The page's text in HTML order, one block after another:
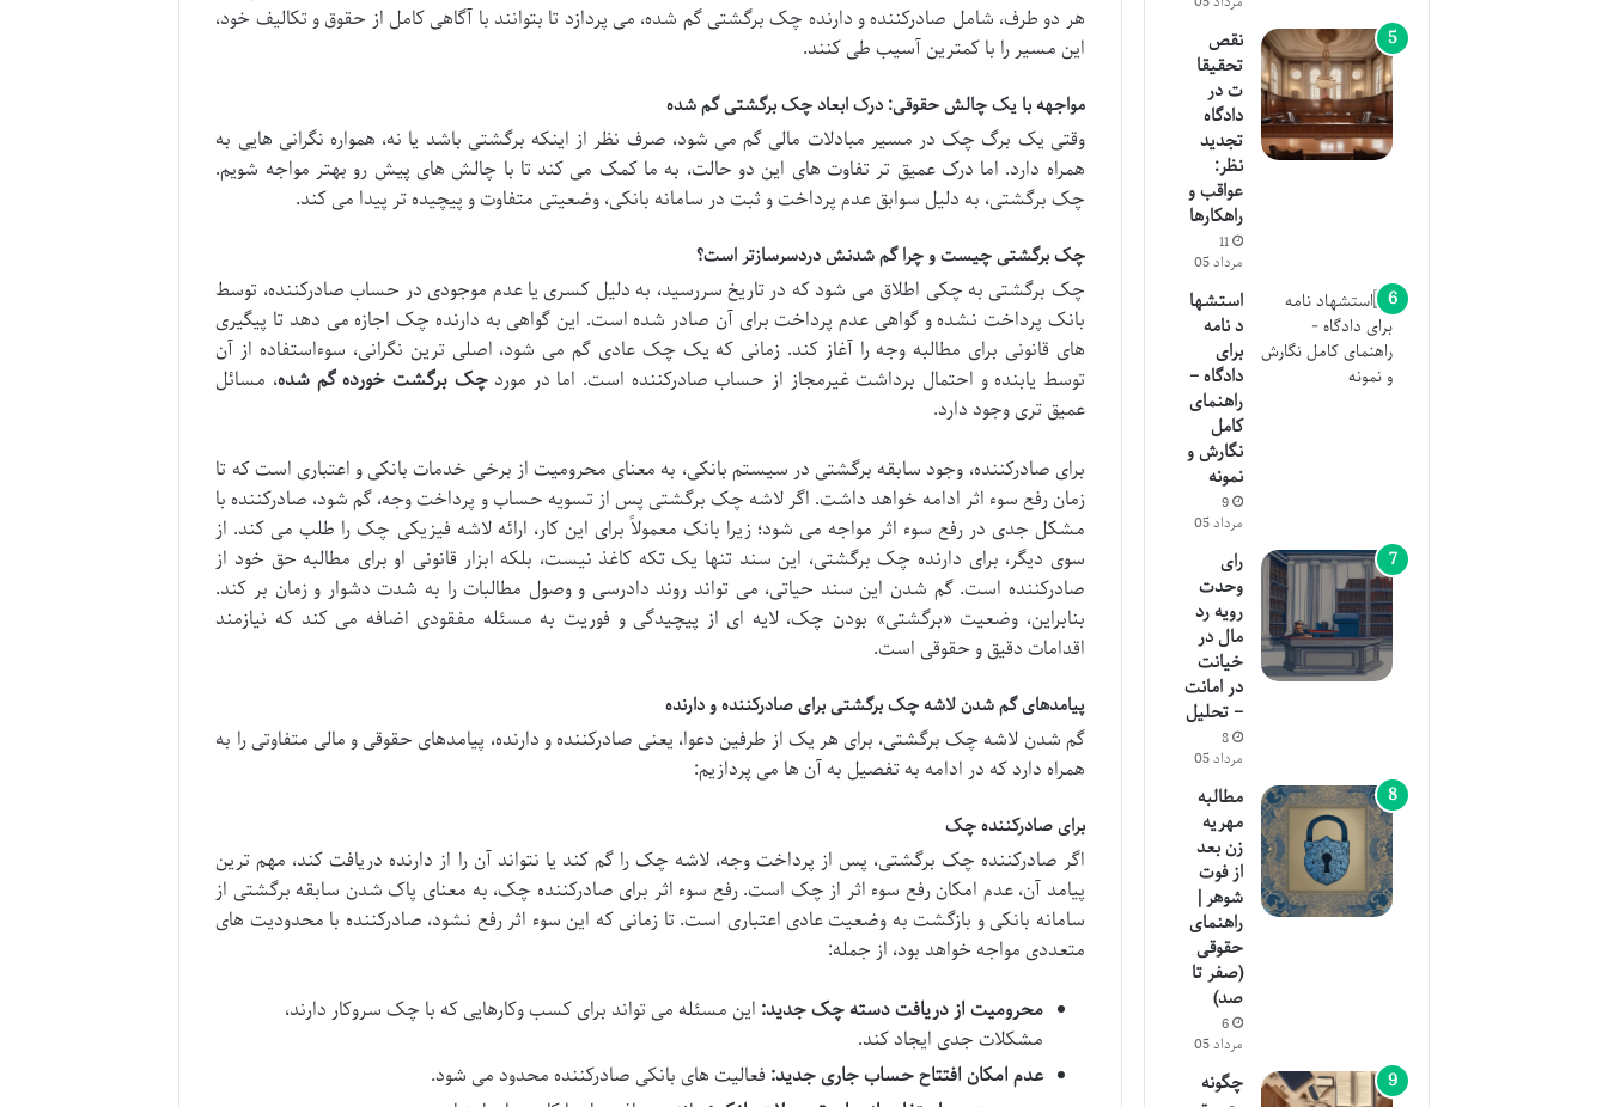
هر دو طرف، شامل صادرکننده و دارنده چک برگشتی گم شده، می پردازد تا بتوانند با آگاهی کامل از حقوق و تکالیف خود،
این مسیر را با کمترین آسیب طی کنند.
مواجهه با یک چالش حقوقی: درک ابعاد چک برگشتی گم شده
وقتی یک برگ چک در مسیر مبادلات مالی گم می شود، صرف نظر از اینکه برگشتی باشد یا نه، همواره نگرانی هایی به
همراه دارد. اما درک عمیق تر تفاوت های این دو حالت، به ما کمک می کند تا با چالش های پیش رو بهتر مواجه شویم.
چک برگشتی، به دلیل سوابق عدم پرداخت و ثبت در سامانه بانکی، وضعیتی متفاوت و پیچیده تر پیدا می کند.
چک برگشتی چیست و چرا گم شدنش دردسرسازتر است؟
چک برگشتی به چکی اطلاق می شود که در تاریخ سررسید، به دلیل کسری یا عدم موجودی در حساب صادرکننده، توسط
بانک پرداخت نشده و گواهی عدم پرداخت برای آن صادر شده است. این گواهی به دارنده چک اجازه می دهد تا پیگیری
های قانونی برای مطالبه وجه را آغاز کند. زمانی که یک چک عادی گم می شود، اصلی ترین نگرانی، سوءاستفاده از آن
توسط یابنده و احتمال برداشت غیرمجاز از حساب صادرکننده است. اما در موردچک برگشت خورده گم شده، مسائل
عمیق تری وجود دارد.
برای صادرکننده، وجود سابقه برگشتی در سیستم بانکی، به معنای محرومیت از برخی خدمات بانکی و اعتباری است که تا
زمان رفع سوء اثر ادامه خواهد داشت. اگر لاشه چک برگشتی پس از تسویه حساب و پرداخت وجه، گم شود، صادرکننده با
مشکل جدی در رفع سوء اثر مواجه می شود؛ زیرا بانک معمولاً برای این کار، ارائه لاشه فیزیکی چک را طلب می کند. از
سوی دیگر، برای دارنده چک برگشتی، این سند تنها یک تکه کاغذ نیست، بلکه ابزار قانونی او برای مطالبه حق خود از
صادرکننده است. گم شدن این سند حیاتی، می تواند روند دادرسی و وصول مطالبات را به شدت دشوار و زمان بر کند.
بنابراین، وضعیت «برگشتی» بودن چک، لایه ای از پیچیدگی و فوریت به مسئله مفقودی اضافه می کند که نیازمند
اقدامات دقیق و حقوقی است.
پیامدهای گم شدن لاشه چک برگشتی برای صادرکننده و دارنده
گم شدن لاشه چک برگشتی، برای هر یک از طرفین دعوا، یعنی صادرکننده و دارنده، پیامدهای حقوقی و مالی متفاوتی را به
همراه دارد که در ادامه به تفصیل به آن ها می پردازیم:
برای صادرکننده چک
اگر صادرکننده چک برگشتی، پس از پرداخت وجه، لاشه چک را گم کند یا نتواند آن را از دارنده دریافت کند، مهم ترین
پیامد آن، عدم امکان رفع سوء اثر از چک است. رفع سوء اثر برای صادرکننده چک، به معنای پاک شدن سابقه برگشتی از
سامانه بانکی و بازگشت به وضعیت عادی اعتباری است. تا زمانی که این سوء اثر رفع نشود، صادرکننده با محدودیت های
متعددی مواجه خواهد بود، از جمله:
محرومیت از دریافت دسته چک جدید: این مسئله می تواند برای کسب وکارهایی که با چک سروکار دارند،
مشکلات جدی ایجاد کند.
عدم امکان افتتاح حساب جاری جدید: فعالیت های بانکی صادرکننده محدود می شود.
نقص
تحقیقا
ت در
دادگاه
تجدید
نظر:
عواقب و
راهکارها
11
مرداد 05
استشها
د نامه
برای
دادگاه –
راهنمای
کامل
نگارش و
نمونه
9
مرداد 05
رای
وحدت
رویه رد
مال در
خیانت
در امانت
– تحلیل
8
مرداد 05
مطالبه
مهریه
زن بعد
از فوت
شوهر |
راهنمای
حقوقی
(صفر تا
صد)
6
مرداد 05
چگونه